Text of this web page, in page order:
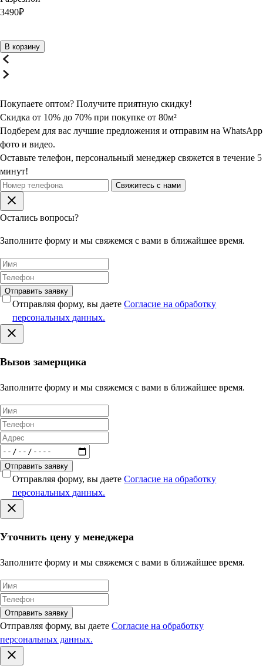
3490₽
В корзину
Покупаете оптом? Получите приятную скидку!
Скидка от 10% до 70% при покупке от 80м²
Подберем для вас лучшие предложения и отправим на WhatsApp
фото и видео.
Оставьте телефон, персональный менеджер свяжется в течение 5
минут!
Свяжитесь с нами
Остались вопросы?
Заполните форму и мы свяжемся с вами в ближайшее время.
Отправить заявку
Отправляя форму, вы даетеСогласие на обработку
персональных данных.
Вызов замерщика
Заполните форму и мы свяжемся с вами в ближайшее время.
Отправить заявку
Отправляя форму, вы даетеСогласие на обработку
персональных данных.
Уточнить цену у менеджера
Заполните форму и мы свяжемся с вами в ближайшее время.
Отправить заявку
Отправляя форму, вы даете Согласие на обработку
персональных данных.